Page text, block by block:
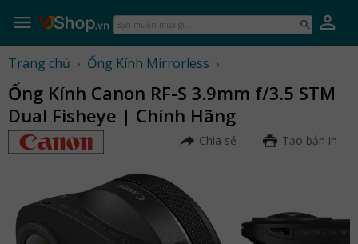
Bạn
muốn
gì...
Trang chủ › Ống Kính Mirrorless ›
Ống Kính Canon RF-S 3.9mm f/3.5 STM
Dual Fisheye | Chính Hãng
Chia sẻ Tạo bản in